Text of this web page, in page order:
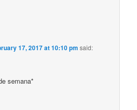
17, 2017 at 10:10 pm said:
semana*